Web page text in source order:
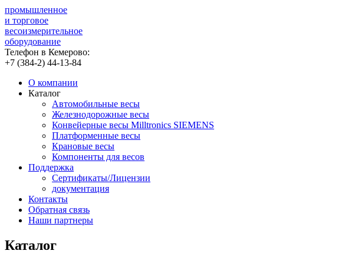
промышленное
и торговое
весоизмерительное
оборудование
Телефон в Кемерово:
+7 (384-2) 44-13-84
О компании
Каталог
Автомобильные весы
Железнодорожные весы
Конвейерные весы Milltronics SIEMENS
Платформенные весы
Крановые весы
Компоненты для весов
Поддержка
Сертификаты/Лицензии
документация
Контакты
Обратная связь
Наши партнеры
Каталог